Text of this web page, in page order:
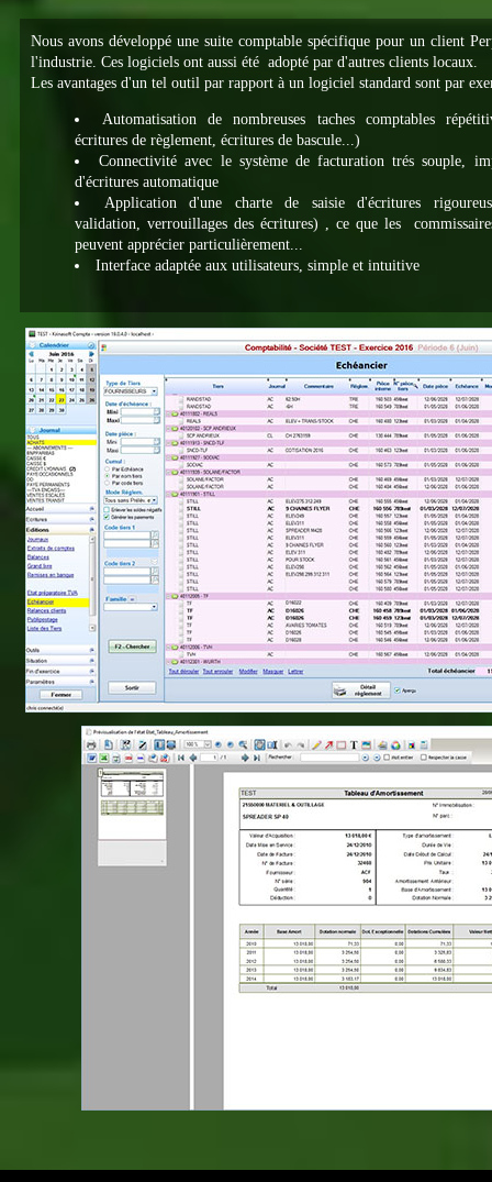
Nous avons développé une suite comptable spécifique pour un client
l'industrie. Ces logiciels ont aussi été adopté par d'autres clients locaux.
Les avantages d'un tel outil par rapport à un logiciel standard sont par
Automatisation de nombreuses taches comptables
écritures de règlement, écritures de bascule...)
Connectivité avec le système de facturation trés souple,
d'écritures automatique
Application d'une charte de saisie d'écritures
validation, verrouillages des écritures) , ce que les
peuvent apprécier particulièrement...
Interface adaptée aux utilisateurs, simple et intuitive